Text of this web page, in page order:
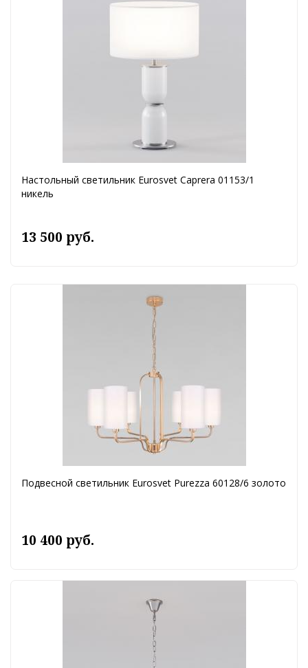
Настольный светильник Eurosvet Caprera 01153/1
никель
13 500 руб.
Подвесной светильник Eurosvet Purezza 60128/6 золото
10 400 руб.